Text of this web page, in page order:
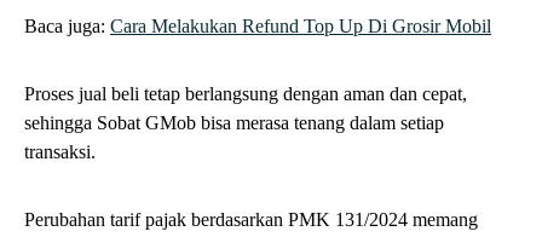
Baca juga: Cara Melakukan Refund Top Up Di Grosir Mobil
Proses jual beli tetap berlangsung dengan aman dan cepat,
sehingga Sobat GMob bisa merasa tenang dalam setiap
transaksi.
Perubahan tarif pajak berdasarkan PMK 131/2024 memang